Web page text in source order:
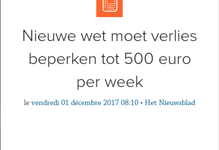
Nieuwe wet moet verlies
beperken tot 500 euro
per week
le vendredi 01 décembre 2017 08:10 • Het Nieuwsblad